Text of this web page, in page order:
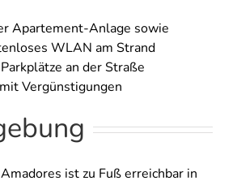
Apartement-Anlage sowie
WLAN am Strand
an der Straße
Vergünstigungen
ist zu Fuß erreichbar in